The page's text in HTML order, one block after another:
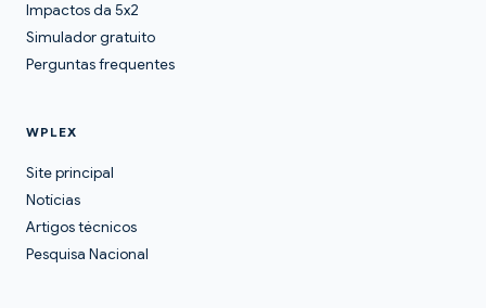
Impactos da 5x2
Simulador gratuito
Perguntas frequentes
WPLEX
Site principal
Notícias
Artigos técnicos
Pesquisa Nacional